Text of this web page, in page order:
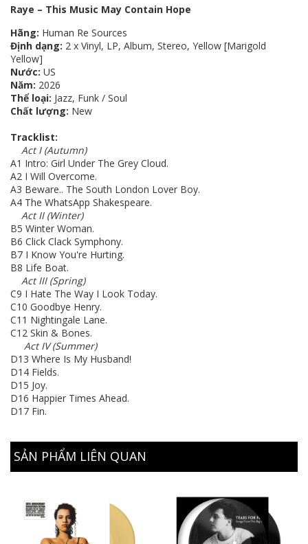
Raye – This Music May Contain Hope
Hãng: Human Re Sources
Định dạng: 2 x Vinyl, LP, Album, Stereo, Yellow [Marigold
Yellow]
Nước: US
Năm: 2026
Thể loại: Jazz, Funk / Soul
Chất lượng: New
Tracklist:
Act I (Autumn)
A1 Intro: Girl Under The Grey Cloud.
A2 I Will Overcome.
A3 Beware.. The South London Lover Boy.
A4 The WhatsApp Shakespeare.
Act II (Winter)
B5 Winter Woman.
B6 Click Clack Symphony.
B7 I Know You're Hurting.
B8 Life Boat.
Act III (Spring)
C9 I Hate The Way I Look Today.
C10 Goodbye Henry.
C11 Nightingale Lane.
C12 Skin & Bones.
Act IV (Summer)
D13 Where Is My Husband!
D14 Fields.
D15 Joy.
D16 Happier Times Ahead.
D17 Fin.
SẢN PHẨM LIÊN QUAN